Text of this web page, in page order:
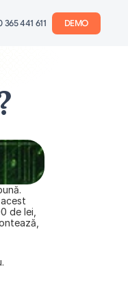
365 441 611 DEMO
de lei,